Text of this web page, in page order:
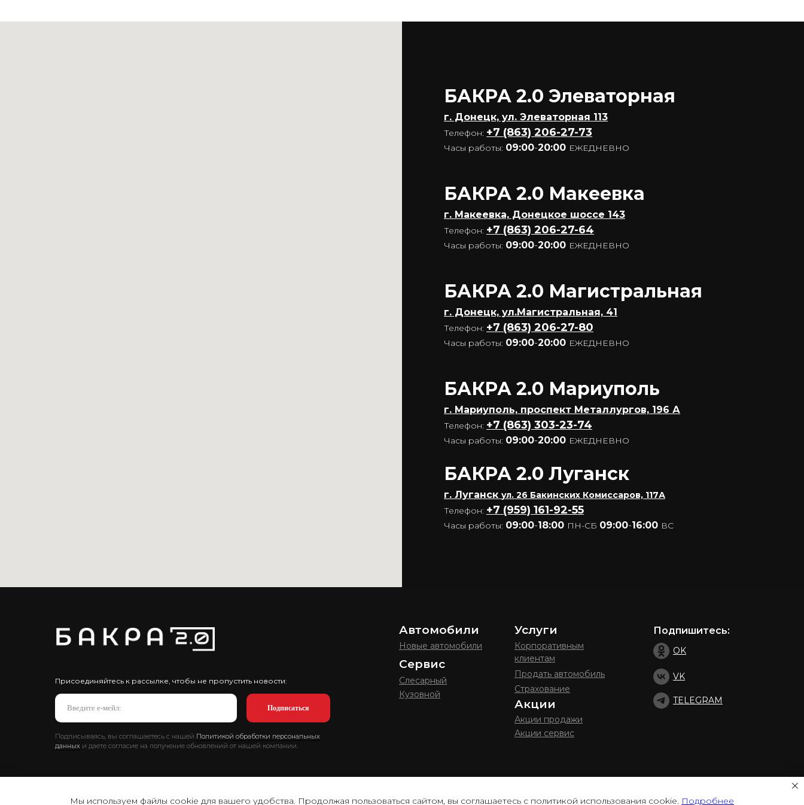
БАКРА 2.0 Элеваторная
г. Донецк, ул. Элеваторная 113
Телефон: +7 (863) 206-27-73
Часы работы: 09:00-20:00 ЕЖЕДНЕВНО
БАКРА 2.0 Макеевка
г. Макеевка, Донецкое шоссе 143
Телефон: +7 (863) 206-27-64
Часы работы: 09:00-20:00 ЕЖЕДНЕВНО
БАКРА 2.0 Магистральная
г. Донецк, ул.Магистральная, 41
Телефон: +7 (863) 206-27-80
Часы работы: 09:00-20:00 ЕЖЕДНЕВНО
БАКРА 2.0 Мариуполь
г. Мариуполь, проспект Металлургов, 196 А
Телефон: +7 (863) 303-23-74
Часы работы: 09:00-20:00 ЕЖЕДНЕВНО
БАКРА 2.0 Луганск
г. Луганск ул. 26 Бакинских Комиссаров, 117А
Телефон: +7 (959) 161-92-55
Часы работы: 09:00-18:00 ПН-СБ 09:00-16:00 ВС
Присоединяйтесь к рассылке, чтобы не пропустить новости:
Подписаться
Подписываясь, вы соглашаетесь с нашей Политикой обработки персональных
данных и даете согласие на получение обновлений от нашей компании.
Автомобили Подпишитесь:
Вся представленная на сайте информация носит информационный характер и не является публичной офертой, определяемой положениями ст. 437 (2) ГК РФ. Для получения подробной информации
Новые автомобили
Сервис
Слесарный
Кузовной
Услуги
Корпоративным
клиентам
Продать автомобиль
Акции продажи
Страхование
Акции сервис
OK
VK
TELEGRAM
Акции
Мы используем файлы cookie для вашего удобства. Продолжая пользоваться сайтом, вы соглашаетесь с политикой использования cookie. Подробнее